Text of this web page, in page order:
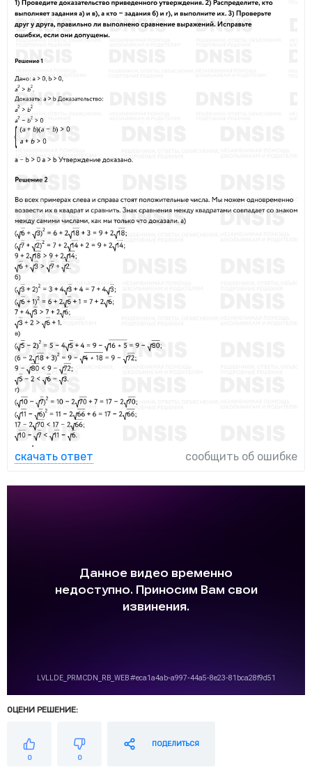
скачать ответ сообщить об ошибке
ОЦЕНИ РЕШЕНИЕ:
0 0
ПОДЕЛИТЬСЯ